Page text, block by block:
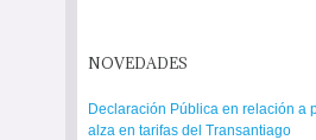
NOVEDADES
Declaración Pública en relación a
alza en tarifas del Transantiago